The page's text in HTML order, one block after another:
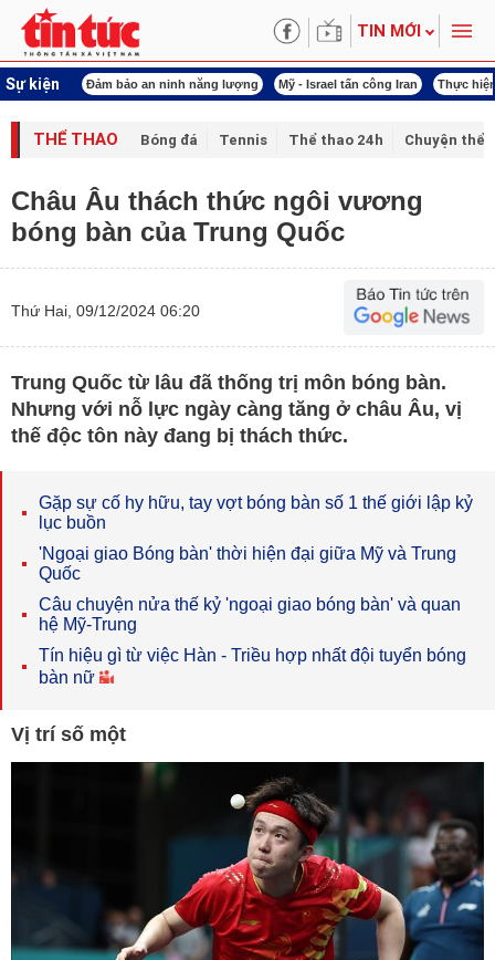
TIN MỚI
Sự kiện
khóa XVI Đảm bảo an ninh năng lượng Mỹ - Israel tấn công Iran Thực
THỂ THAO Bóng đá Tennis Thể thao 24h Chuyện thể
Châu Âu thách thức ngôi vương
bóng bàn của Trung Quốc
Thứ Hai, 09/12/2024 06:20
Trung Quốc từ lâu đã thống trị môn bóng bàn.
Nhưng với nỗ lực ngày càng tăng ở châu Âu, vị
thế độc tôn này đang bị thách thức.
Gặp sự cố hy hữu, tay vợt bóng bàn số 1 thế giới lập kỷ
lục buồn
'Ngoại giao Bóng bàn' thời hiện đại giữa Mỹ và Trung
Quốc
Câu chuyện nửa thế kỷ 'ngoại giao bóng bàn' và quan
hệ Mỹ-Trung
Tín hiệu gì từ việc Hàn - Triều hợp nhất đội tuyển bóng
bàn nữ
Vị trí số một